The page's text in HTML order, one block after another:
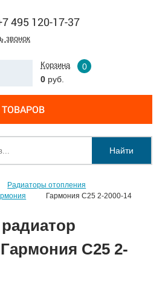
495 120-17-37
звонок
Корзина
0
0 руб.
ТОВАРОВ
Найти
Радиаторы отопления
Гармония С25 2-2000-14
С25 2-